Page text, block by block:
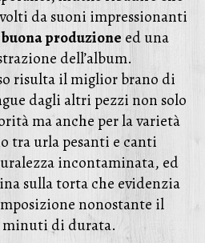
da suoni impressionanti
buona produzione ed una
dell’album.
risulta il miglior brano di
dagli altri pezzi non solo
ma anche per la varietà
tra urla pesanti e canti
incontaminata, ed
sulla torta che evidenzia
nonostante il
minuti di durata.